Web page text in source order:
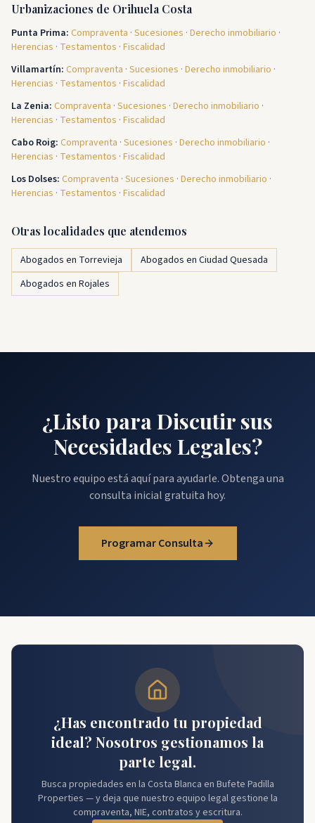
Urbanizaciones de Orihuela Costa
Punta Prima: Compraventa · Sucesiones · Derecho inmobiliario ·
Herencias · Testamentos · Fiscalidad
Villamartín: Compraventa · Sucesiones · Derecho inmobiliario ·
Herencias · Testamentos · Fiscalidad
La Zenia: Compraventa · Sucesiones · Derecho inmobiliario ·
Herencias · Testamentos · Fiscalidad
Cabo Roig: Compraventa · Sucesiones · Derecho inmobiliario ·
Herencias · Testamentos · Fiscalidad
Los Dolses: Compraventa · Sucesiones · Derecho inmobiliario ·
Herencias · Testamentos · Fiscalidad
Otras localidades que atendemos
Abogados en Torrevieja
Abogados en Ciudad Quesada
Abogados en Rojales
¿Listo para Discutir sus
Necesidades Legales?
Nuestro equipo está aquí para ayudarle. Obtenga una
consulta inicial gratuita hoy.
Programar Consulta
¿Has encontrado tu propiedad
ideal? Nosotros gestionamos la
parte legal.
Busca propiedades en la Costa Blanca en Bufete Padilla
Properties — y deja que nuestro equipo legal gestione la
compraventa, NIE, contratos y escritura.